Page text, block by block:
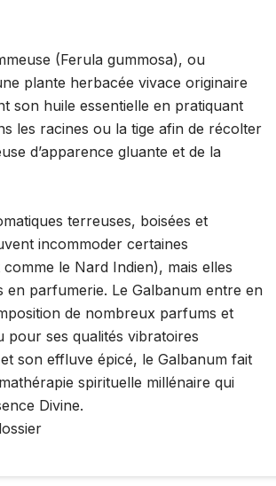
(Ferula gummosa), ou
plante herbacée vivace originaire
son huile essentielle en pratiquant
les racines ou la tige afin de récolter
d’apparence gluante et de la
terreuses, boisées et
incommoder certaines
le Nard Indien), mais elles
en parfumerie. Le Galbanum entre en
de nombreux parfums et
pour ses qualités vibratoires
son effluve épicé, le Galbanum fait
spirituelle millénaire qui
Divine.